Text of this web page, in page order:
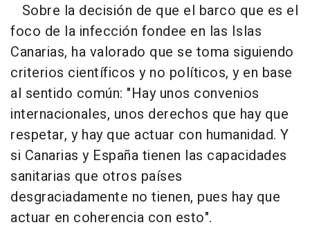
Sobre la decisión de que el barco que es el
foco de la infección fondee en las Islas
Canarias, ha valorado que se toma siguiendo
criterios científicos y no políticos, y en base
al sentido común: "Hay unos convenios
internacionales, unos derechos que hay que
respetar, y hay que actuar con humanidad. Y
si Canarias y España tienen las capacidades
sanitarias que otros países
desgraciadamente no tienen, pues hay que
actuar en coherencia con esto".